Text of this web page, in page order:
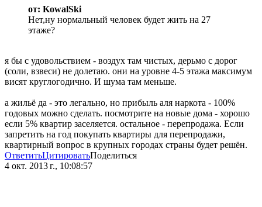
от: KowalSki
Нет,ну нормальный человек будет жить на 27
этаже?
я бы с удовольствием - воздух там чистых, дерьмо с дорог
(соли, взвеси) не долетаю. они на уровне 4-5 этажа максимум
висят круглогодично. И шума там меньше.
а жильё да - это легально, но прибыль аля наркота - 100%
годовых можно сделать. посмотрите на новые дома - хорошо
если 5% квартир заселяется. остальное - перепродажа. Если
запретить на год покупать квартиры для перепродажи,
квартирный вопрос в крупных городах страны будет решён.
ОтветитьЦитироватьПоделиться
4 окт. 2013 г., 10:08:57